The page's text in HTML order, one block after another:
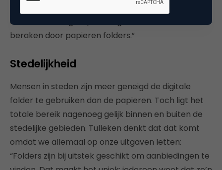
leeftijdsgroepen. Als je daarmee rekening houdt, zijn
de oudere doelgroepen als geheel wat meer te
beraken door papieren folders.”
Stedelijkheid
Mensen in steden zijn meer geneigd de digitale
folder te gebruiken dan de papieren. Toch ligt het
totale bereik nagenoeg gelijk binnen en buiten de
stedelijke gebieden. Tulleken denkt dat dat komt
omdat we allemaal op onze uitgaven letten:
“Folders zijn bij uitstek geschikt om aanbiedingen te